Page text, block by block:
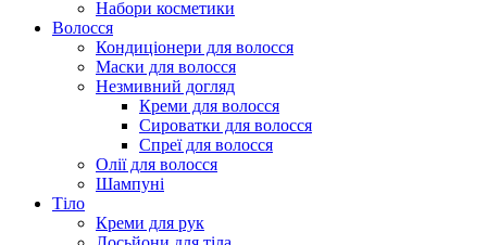
Набори косметики
Волосся
Кондиціонери для волосся
Маски для волосся
Незмивний догляд
Креми для волосся
Сироватки для волосся
Спреї для волосся
Олії для волосся
Шампуні
Тіло
Креми для рук